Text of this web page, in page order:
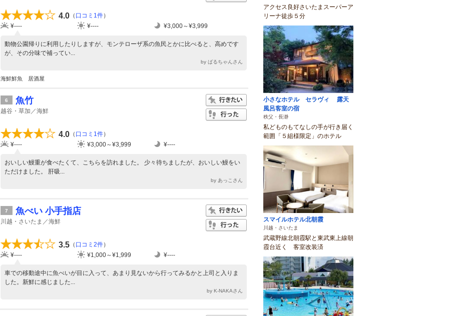
4.0 （ 口コミ1件）
¥----
¥---- ¥3,000～¥3,999
動物公園帰りに利用したりしますが、モンテローザ系の魚民とかに比べると、高めです
が、その分味で補ってい...
by ばるちゃんさん
海鮮鮮魚 居酒屋
6 魚竹
越谷・草加／海鮮
4.0 （ 口コミ1件）
¥----
¥3,000～¥3,999 ¥----
おいしい鰻重が食べたくて、こちらを訪れました。 少々待ちましたが、おいしい鰻をい
ただけました。 肝吸...
by あっこさん
7 魚べい 小手指店
川越・さいたま／海鮮
3.5 （ 口コミ2件）
¥----
¥1,000～¥1,999 ¥----
車での移動途中に魚べいが目に入って、あまり見ないから行ってみるかと上司と入りま
した。新鮮に感じました...
by K-NAKAさん
アクセス良好さいたまスーパーア
リーナ徒歩５分
小さなホテル セラヴィ 露天
風呂客室の宿
秩父・長瀞
私どものもてなしの手が行き届く
範囲「５組様限定」のホテル
スマイルホテル北朝霞
川越・さいたま
武蔵野線北朝霞駅と東武東上線朝
霞台近く 客室改装済